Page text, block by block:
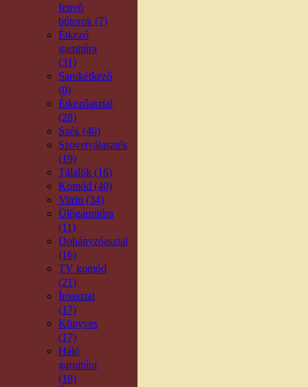
fenyő
bútorok (7)
Étkező
garnitúra
(31)
Sarokétkező
(0)
Étkezőasztal
(28)
Szék (40)
Szövetválaszték
(19)
Tálalók (16)
Komód (40)
Vitrin (34)
Ülőgarnitúra
(11)
Dohányzóasztal
(16)
TV komód
(21)
Íróasztal
(17)
Könyves
(17)
Háló
garnitúra
(18)